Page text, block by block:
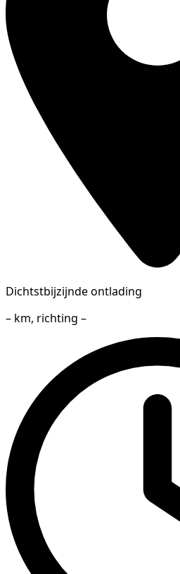
Dichtstbijzijnde ontlading
– km, richting –